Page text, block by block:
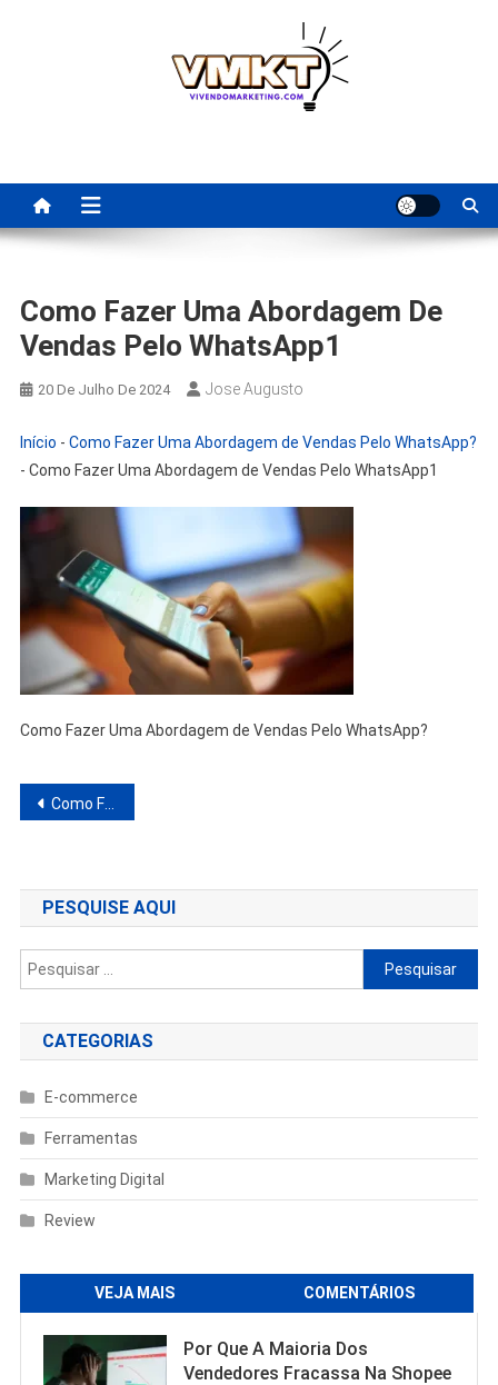
Para Revenda | Vivendo
Marketing
Como Fazer Uma Abordagem De
Vendas Pelo WhatsApp1
20 De Julho De 2024 Jose Augusto
Início - Como Fazer Uma Abordagem de Vendas Pelo WhatsApp?
- Como Fazer Uma Abordagem de Vendas Pelo WhatsApp1
Como Fazer Uma Abordagem de Vendas Pelo WhatsApp?
Navegação
Post
Como Fazer Uma Abordagem de Vendas Pelo WhatsApp?
PESQUISE AQUI
Pesquisar
por:
CATEGORIAS
E-commerce
Ferramentas
Marketing Digital
Review
VEJA MAIS COMENTÁRIOS
Por Que A Maioria Dos
Vendedores Fracassa Na Shopee